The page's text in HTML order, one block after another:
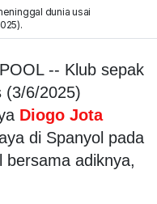
dunia usai
-- Klub sepak
(3/6/2025)
Diogo Jota
di Spanyol pada
bersama adiknya,